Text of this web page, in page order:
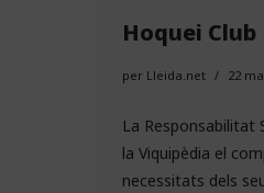
Hoquei
per Lleida.net 22
La Responsabilitat
la Viquipèdia el
necessitats dels